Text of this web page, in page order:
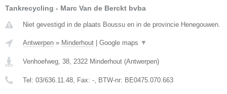
Tankrecycling - Marc Van de Berckt bvba
Niet gevestigd in de plaats Boussu en in de provincie Henegouwen.
Antwerpen » Minderhout | Google maps ▼
Venhoefweg, 38 2322 Minderhout (Antwerpen)
Tel: 03/636.11.48 , Fax: - , BTW-nr: BE0475.070.663